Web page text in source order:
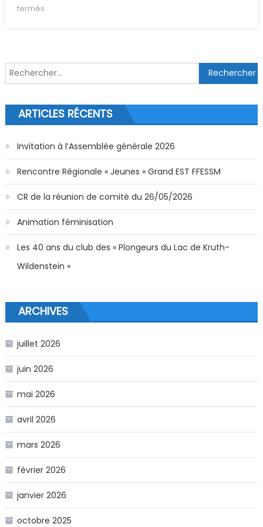
fermés
Rechercher :
ARTICLES RÉCENTS
Invitation à l’Assemblée générale 2026
Rencontre Régionale « Jeunes » Grand EST FFESSM
CR de la réunion de comité du 26/05/2026
Animation féminisation
Les 40 ans du club des « Plongeurs du Lac de Kruth-
Wildenstein »
ARCHIVES
juillet 2026
juin 2026
mai 2026
avril 2026
mars 2026
février 2026
janvier 2026
octobre 2025